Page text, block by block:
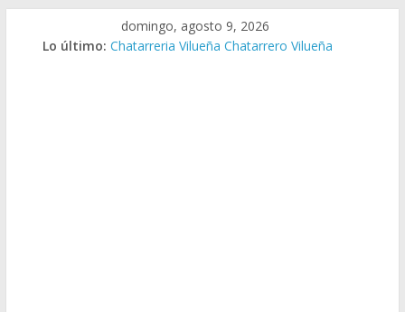
domingo, agosto 9, 2026
Lo último: Chatarreria Vilueña Chatarrero Vilueña